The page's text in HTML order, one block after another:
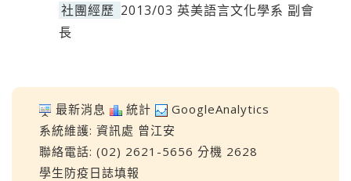
社團經歷 2013/03 英美語言文化學系 副會
長
最新消息 統計
GoogleAnalytics
系統維護: 資訊處 曾江安
聯絡電話: (02) 2621-5656 分機 2628
學生防疫日誌填報